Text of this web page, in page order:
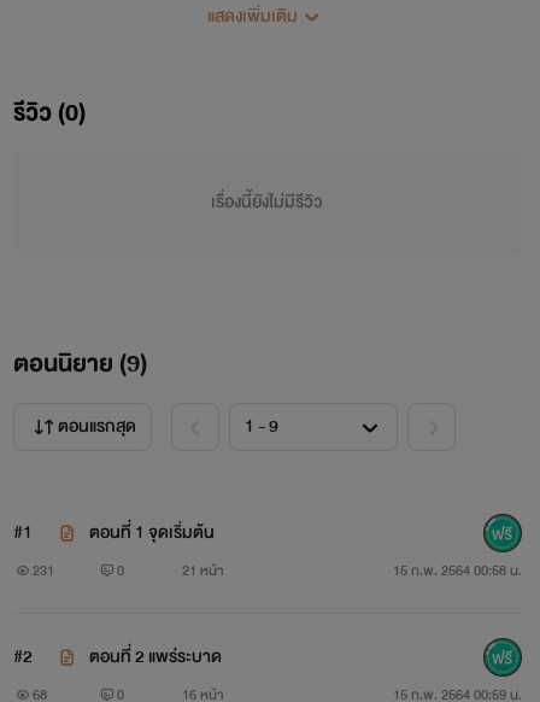
ทั่วโลก ทำให้สิ่งมีชีวิตจำนวนมากได้กลายพันธุ์และมนุษย์ส่วน
ผ่านไป 10 ปีเฉินจื่อหลงก็พบว่าโลกได้เปลี่ยนไปแล้วอย่างสิ้น
แสดงเพิ่มเติม
รีวิว (0)
เรื่องนี้ยังไม่มีรีวิว
ตอนนิยาย (9)
ตอนแรกสุด
#1 ตอนที่ 1 จุดเริ่มต้น
231 0 21 หน้า 15 ก.พ. 2564 00:58 น.
#2 ตอนที่ 2 แพร่ระบาด
68 0 16 หน้า 15 ก.พ. 2564 00:59 น.